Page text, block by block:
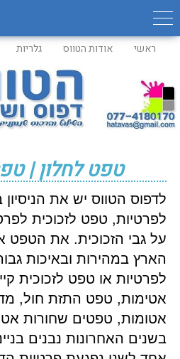
ראשי אודות הטווס גלריות
טפט לחלון |
לדפוס הטווס יש את
לפרטיות, טפט לזכוכית
על גבי הזכוכית. את הטפט
הארץ במהירות ובאיכות
לפרטיות או טפט לזכוכית
אטימות, טפט התזת חול,
אטומות, טפטים שחורות
בשנים האחרונות נבנים